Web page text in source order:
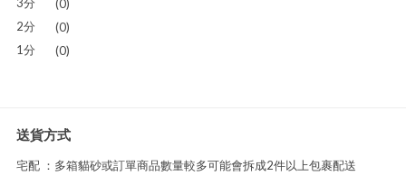
(0)
2分
(0)
1分
(0)
送貨方式
宅配 ：多箱貓砂或訂單商品數量較多可能會拆成2件以上包裹配送